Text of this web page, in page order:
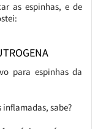
as espinhas, e de
para espinhas da
sabe?